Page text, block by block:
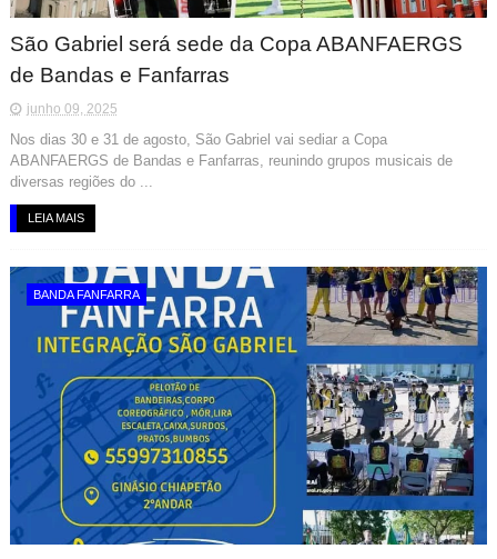
São Gabriel será sede da Copa ABANFAERGS
de Bandas e Fanfarras
junho 09, 2025
Nos dias 30 e 31 de agosto, São Gabriel vai sediar a Copa
ABANFAERGS de Bandas e Fanfarras, reunindo grupos musicais de
diversas regiões do ...
LEIA MAIS
BANDA FANFARRA